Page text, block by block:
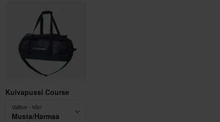
Kuivapussi Course
Valitse - Väri
Musta/Harmaa